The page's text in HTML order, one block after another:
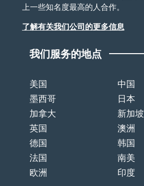
上一些知名度最高的人合作。
了解有关我们公司的更多信息
我们服务的地点
美国
中国
墨西哥
日本
加拿大
新加坡
英国
澳洲
德国
韩国
法国
南美
欧洲
印度